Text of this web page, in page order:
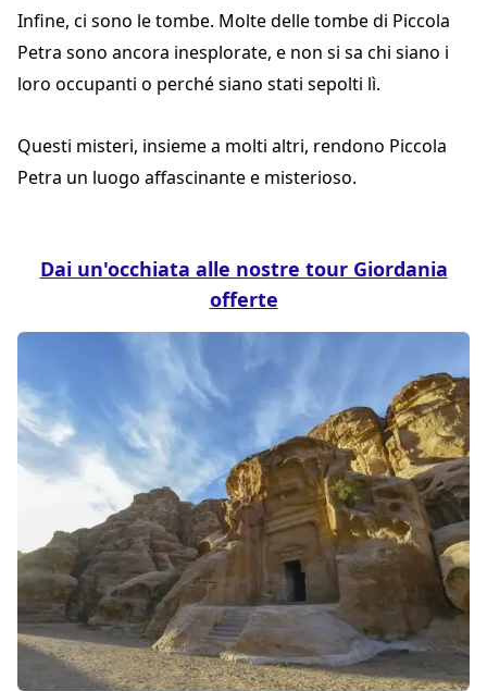
Infine, ci sono le tombe. Molte delle tombe di Piccola
Petra sono ancora inesplorate, e non si sa chi siano i
loro occupanti o perché siano stati sepolti lì.
Questi misteri, insieme a molti altri, rendono Piccola
Petra un luogo affascinante e misterioso.
Dai un'occhiata alle nostre tour Giordania
offerte